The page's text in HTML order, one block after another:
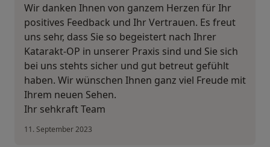
Wir danken Ihnen von ganzem Herzen für Ihr
positives Feedback und Ihr Vertrauen. Es freut
uns sehr, dass Sie so begeistert nach Ihrer
Katarakt-OP in unserer Praxis sind und Sie sich
bei uns stehts sicher und gut betreut gefühlt
haben. Wir wünschen Ihnen ganz viel Freude mit
Ihrem neuen Sehen.
Ihr sehkraft Team
11. September 2023